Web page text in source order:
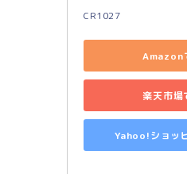
CR1027
Amazon
楽天市場
Yahoo!ショッ